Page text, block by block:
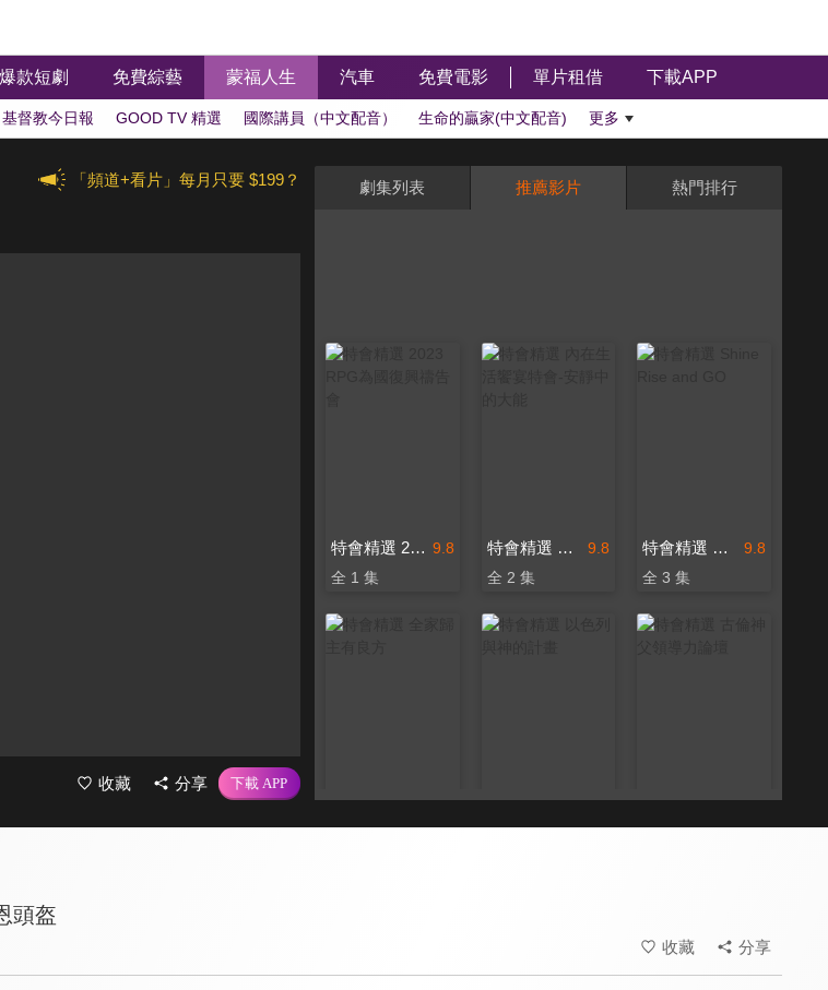
爆款短劇 免費綜藝 蒙福人生 汽車 免費電影 單片租借 下載APP
基督教今日報 GOOD TV 精選 國際講員（中文配音） 生命的贏家(中文配音) 更多
「頻道+看片」每月只要 $199？
收藏 分享
劇集列表 推薦影片 熱門排行
9.8
特會精選 2023 RPG為國復興禱告會
全 1 集
9.8
特會精選 內在生活饗宴特會-安靜中的大能
全 2 集
9.8
特會精選 Shine Rise and GO
全 3 集
頭盔
收藏 分享